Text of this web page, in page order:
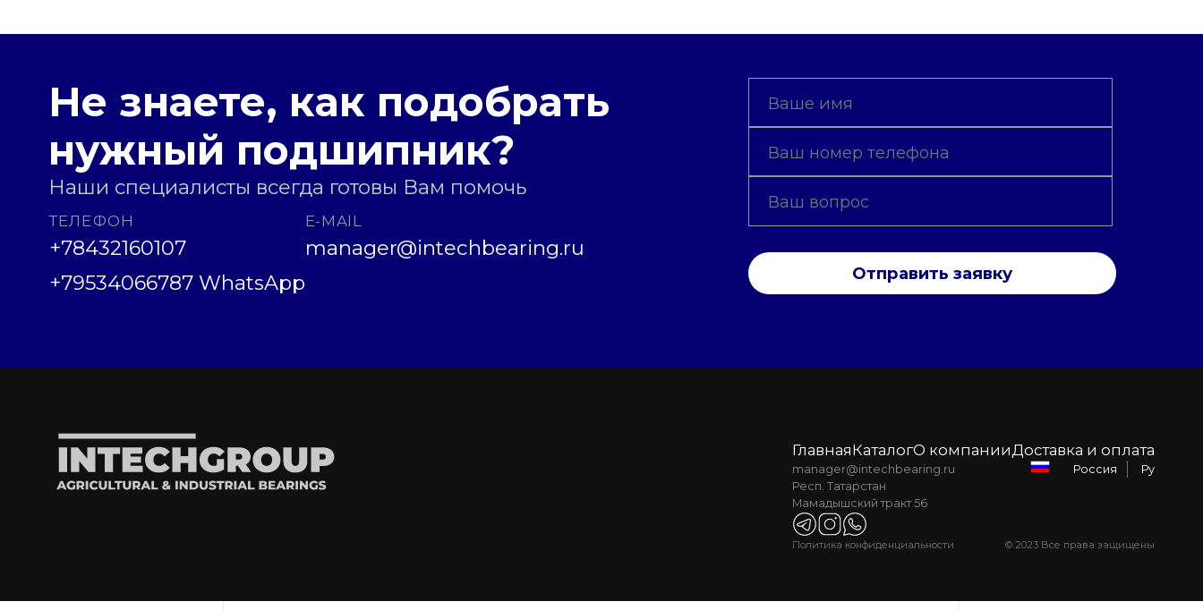
Не знаете, как подобрать
нужный подшипник?
Наши специалисты всегда готовы Вам помочь
ТЕЛЕФОН
+78432160107
+79534066787 WhatsApp
E-MAIL
manager@intechbearing.ru
Отправить заявку
ГлавнаяКаталогО компанииДоставка и оплата
manager@intechbearing.ru
Респ. Татарстан
Мамадышский тракт 56
Россия Ру
Политика конфиденциальности © 2023 Все права защищены